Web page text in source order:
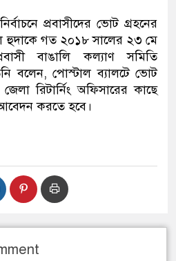
প্রবাসীদের ভোট গ্রহনের
গত ২০১৮ সালের ২৩ মে
বাঙালি কল্যাণ সমিতি
বলেন, পোস্টাল ব্যালটে ভোট
রিটার্নিং অফিসারের কাছে
করতে হবে।